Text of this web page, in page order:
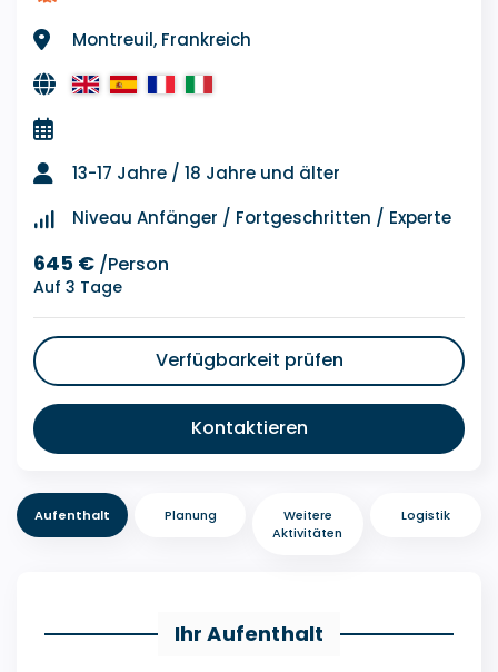
Montreuil, Frankreich
13-17 Jahre / 18 Jahre und älter
Niveau Anfänger / Fortgeschritten / Experte
645 € /Person
Auf 3 Tage
Verfügbarkeit prüfen
Kontaktieren
Aufenthalt Planung
Weitere
Aktivitäten
Logistik
Ihr Aufenthalt